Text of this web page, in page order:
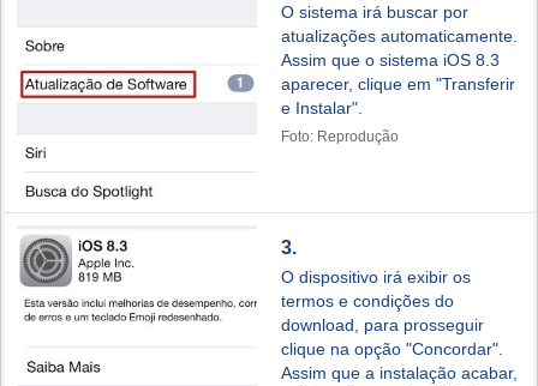
O sistema irá buscar por
atualizações automaticamente.
Assim que o sistema iOS 8.3
aparecer, clique em "Transferir
e Instalar".
Foto: Reprodução
3.
O dispositivo irá exibir os
termos e condições do
download, para prosseguir
clique na opção "Concordar".
Assim que a instalação acabar,